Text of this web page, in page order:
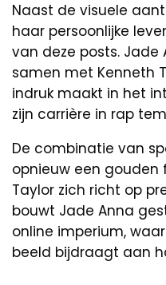
Naast de visuele
haar persoonlijke
van deze posts.
samen met Kenneth
indruk maakt in het
zijn carrière in rap
De combinatie van
opnieuw een gouden
Taylor zich richt op
bouwt Jade Anna
online imperium,
beeld bijdraagt aan